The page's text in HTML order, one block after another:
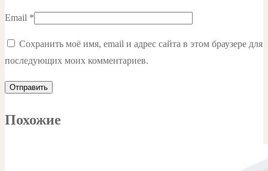
Email *
Сохранить моё имя, email и адрес сайта в этом браузере для
последующих моих комментариев.
Похожие